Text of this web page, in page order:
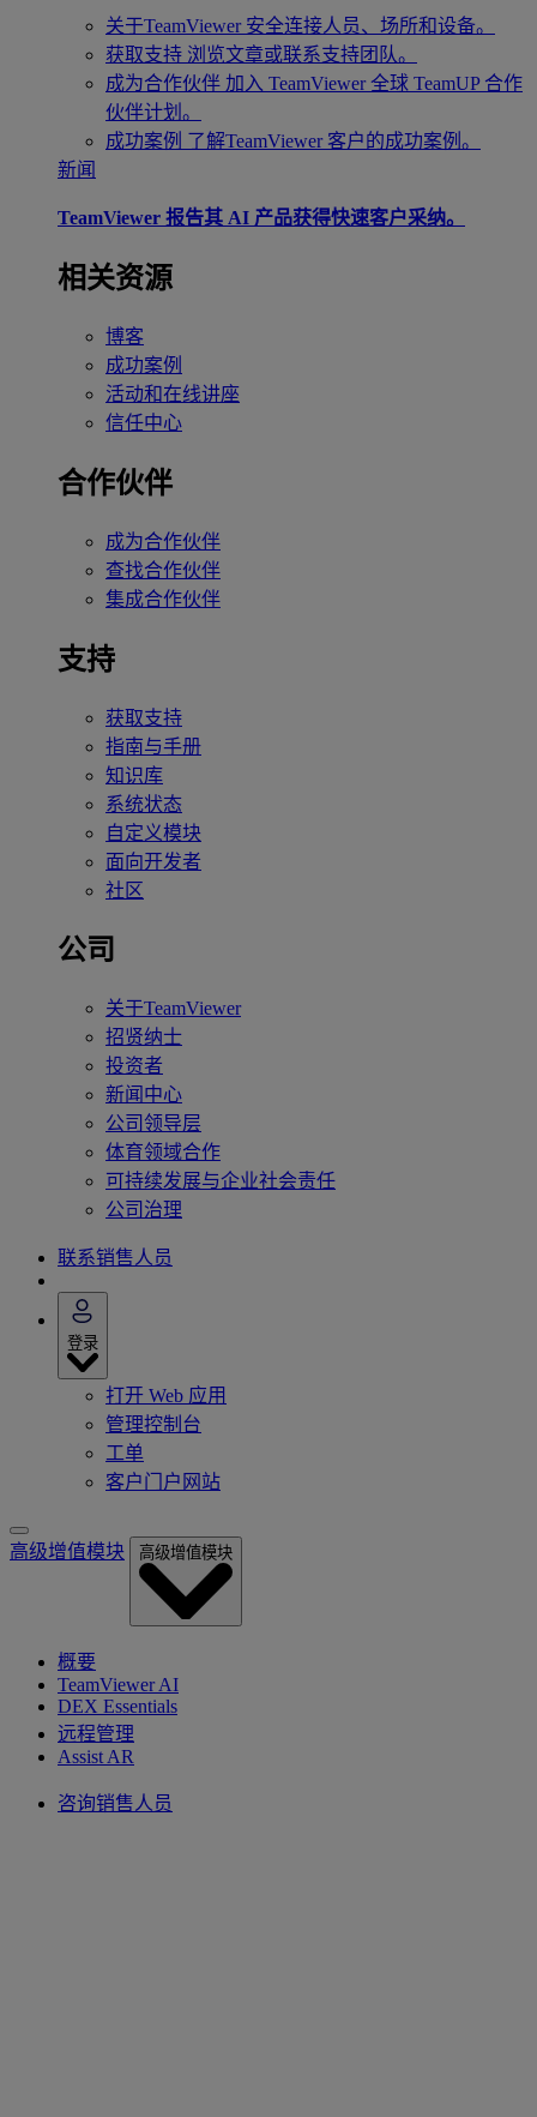
关于TeamViewer 安全连接人员、场所和设备。
获取支持 浏览文章或联系支持团队。
成为合作伙伴 加入 TeamViewer 全球 TeamUP 合作
伙伴计划。
成功案例 了解TeamViewer 客户的成功案例。
新闻
TeamViewer 报告其 AI 产品获得快速客户采纳。
相关资源
博客
成功案例
活动和在线讲座
信任中心
合作伙伴
成为合作伙伴
查找合作伙伴
集成合作伙伴
支持
获取支持
指南与手册
知识库
系统状态
自定义模块
面向开发者
社区
公司
关于TeamViewer
招贤纳士
投资者
新闻中心
公司领导层
体育领域合作
可持续发展与企业社会责任
公司治理
联系销售人员
登录
打开 Web 应用
管理控制台
工单
客户门户网站
高级增值模块 高级增值模块
概要
TeamViewer AI
DEX Essentials
远程管理
Assist AR
咨询销售人员